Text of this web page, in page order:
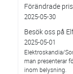
Förändrade
2025-05-30
Besök oss på
2025-05-01
Elektroskandia/
man presenterar
inom belysning.